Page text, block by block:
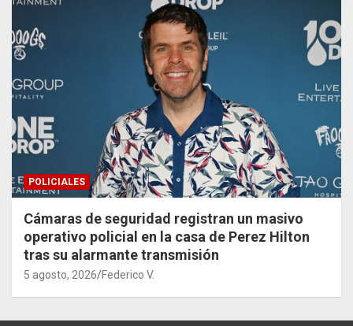
POLICIALES
Cámaras de seguridad registran un masivo
operativo policial en la casa de Perez Hilton
tras su alarmante transmisión
5 agosto, 2026 Federico V.